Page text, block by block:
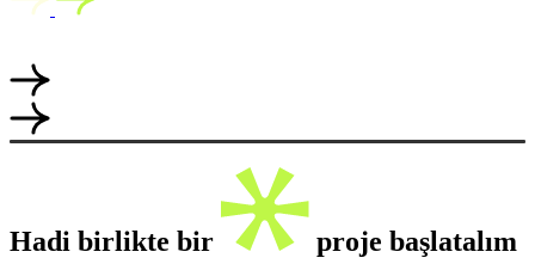
Hadi birlikte bir proje başlatalım